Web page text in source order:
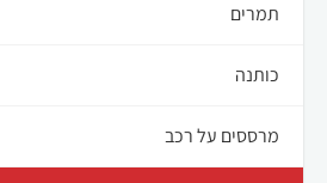
תמרים
כותנה
מרססים על רכב